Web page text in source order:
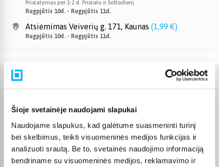
Šioje svetainėje naudojami slapukai
Naudojame slapukus, kad galėtume suasmeninti turinį
bei skelbimus, teikti visuomeninės medijos funkcijas ir
analizuoti srautą. Be to, svetainės naudojimo informaciją
bendriname su visuomeninės medijos, reklamavimo ir
Pristatymas per 1-2 d. Pristato ir šeštadienį
Rugpjūtis 10d. - Rugpjūtis 11d.
Atsiėmimas Veiverių g. 171, Kaunas (1,99 €)
Rugpjūtis 10d. - Rugpjūtis 11d.
Charakteristikos
Gamintojas LEGO
CE sertifikatas
Prekė yra sertifikuota ir
atitinka Europos Sąjungos
reikalavimus žaislams. CE
žymą rasite ant pakuotės.